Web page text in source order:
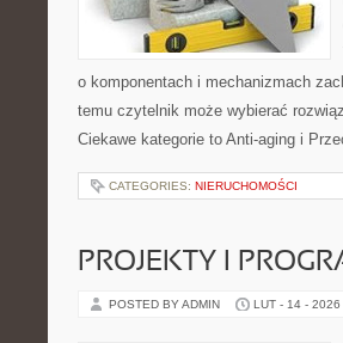
o komponentach i mechanizmach
temu czytelnik może wybierać
Ciekawe kategorie to Anti-aging i
CATEGORIES: NIERUCHOMOŚCI
PROJEKTY I
POSTED BY ADMIN LUT - 14 - 2026